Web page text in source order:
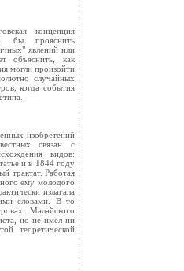
концепция
бы прояснить
явлений или
объяснить, как
могли произойти
случайных
когда события
изобретений
связан с
видов:
и в 1844 году
трактат. Работая
ему молодого
излагала
словами. В то
Малайского
но не имел ни
теоретической